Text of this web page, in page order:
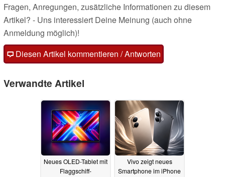
Fragen, Anregungen, zusätzliche Informationen zu diesem
Artikel? - Uns interessiert Deine Meinung (auch ohne
Anmeldung möglich)!
Diesen Artikel kommentieren / Antworten
Verwandte Artikel
Neues OLED-Tablet mit
Flaggschiff-
Vivo zeigt neues
Smartphone im iPhone